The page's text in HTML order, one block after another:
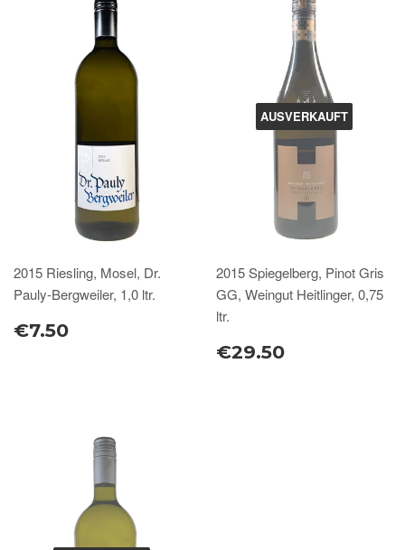
2015 Riesling, Mosel, Dr.
Pauly-Bergweiler, 1,0 ltr.
€7.50
AUSVERKAUFT
2015 Spiegelberg, Pinot Gris
GG, Weingut Heitlinger, 0,75
ltr.
€29.50